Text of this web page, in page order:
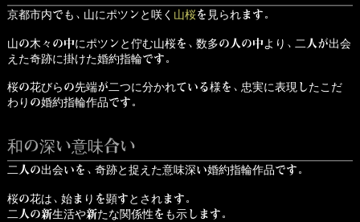
京都市内でも、山にポツンと咲く 山桜を見られます。
山の木々の中にポツンと佇む山桜を、数多の人の中より、二人が出会
えた奇跡に掛けた婚約指輪です。
桜の花びらの先端が二つに分かれている様を、忠実に表現したこだ
わりの婚約指輪作品です。
和の深い意味合い
二人の出会いを、奇跡と捉えた意味深い婚約指輪作品です。
桜の花は、始まりを顕すとされます。
二人の新生活や新たな関係性をも示します。